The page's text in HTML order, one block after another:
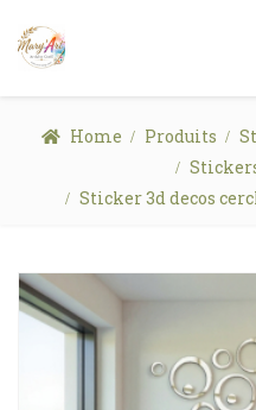
Home Produits
Sticker 3d decos